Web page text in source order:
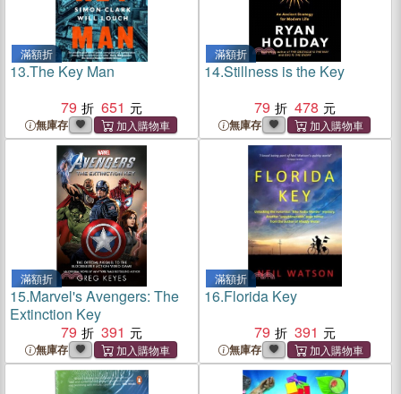
滿額折
13.The Key Man
79
651
無庫存
滿額折
14.Stillness is the Key
79
478
無庫存
滿額折
15.Marvel's Avengers: The
Extinction Key
79
391
無庫存
滿額折
16.Florida Key
79
391
無庫存